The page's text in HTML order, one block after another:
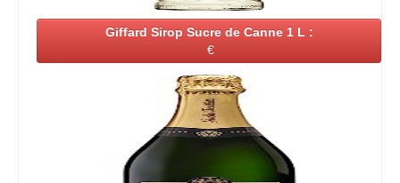
Giffard Sirop Sucre de Canne 1 L :
€